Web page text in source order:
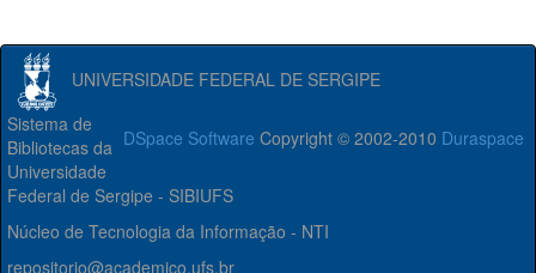
UNIVERSIDADE FEDERAL DE SERGIPE
DSpace Software Copyright © 2002-2010 Duraspace
Sistema de
Bibliotecas da
Universidade
Federal de Sergipe - SIBIUFS
Núcleo de Tecnologia da Informação - NTI
repositorio@academico.ufs.br